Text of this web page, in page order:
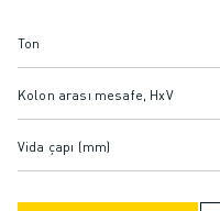
ARC MATE SERISI
M-900 SERISI
DELTA ROBOTLAR
BOYA ROBOTLARI
Ton
Kolon arası mesafe, HxV
Vida çapı (mm)